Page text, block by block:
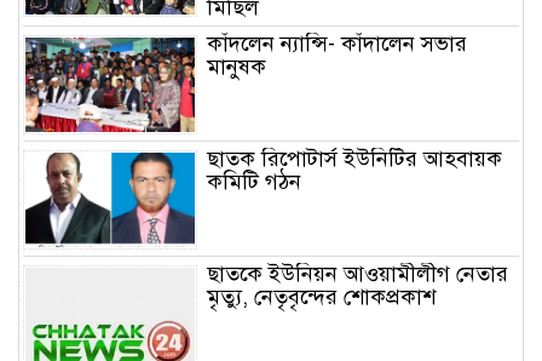
মিছিল
কাঁদলেন ন্যান্সি- কাঁদালেন সভার
মানুষক
ছাতক রিপোটার্স ইউনিটির আহবায়ক
কমিটি গঠন
ছাতকে ইউনিয়ন আওয়ামীলীগ নেতার
মৃত্যু, নেতৃবৃন্দের শোকপ্রকাশ